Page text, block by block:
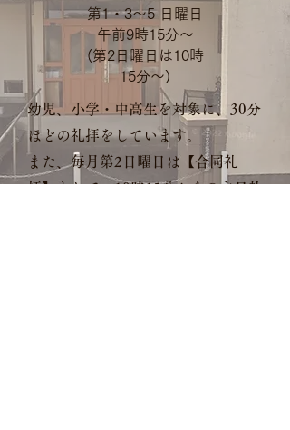
​第1・3～5 日曜日
午前9時15分～
(第2日曜日は10時
15分～)
幼児、小学・中高生を対象に、30分
ほどの礼拝をしています。
また、​毎月第2日曜日は【合同礼
拝】として、10時15分からの主日礼